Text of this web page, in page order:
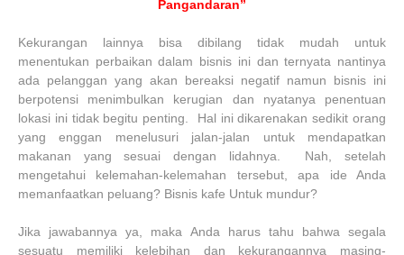
Pangandaran”
Kekurangan lainnya bisa dibilang tidak mudah untuk
menentukan perbaikan dalam bisnis ini dan ternyata nantinya
ada pelanggan yang akan bereaksi negatif namun bisnis ini
berpotensi menimbulkan kerugian dan nyatanya penentuan
lokasi ini tidak begitu penting. Hal ini dikarenakan sedikit orang
yang enggan menelusuri jalan-jalan untuk mendapatkan
makanan yang sesuai dengan lidahnya. Nah, setelah
mengetahui kelemahan-kelemahan tersebut, apa ide Anda
memanfaatkan peluang? Bisnis kafe Untuk mundur?
Jika jawabannya ya, maka Anda harus tahu bahwa segala
sesuatu memiliki kelebihan dan kekurangannya masing-